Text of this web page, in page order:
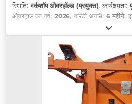
स्थिति:वर्कशॉप ओवरहॉल्ड (प्रयुक्त), कार्यक्षमता:
ओवरहाल का वर्ष: 2026, वारंटी अवधि: 6 महीने,
, कुल लंबाई:
किग्रा, कुल चौड़ाई:700 मिमी, कुल ऊँचाई:
50 Hz